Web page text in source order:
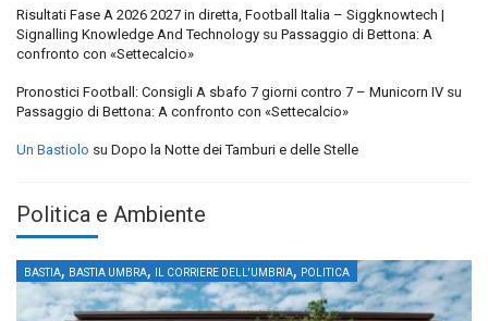
Risultati Fase A 2026 2027 in diretta, Football Italia – Siggknowtech |
Signalling Knowledge And Technology su Passaggio di Bettona: A
confronto con «Settecalcio»
Pronostici Football: Consigli A sbafo 7 giorni contro 7 – Municorn IV su
Passaggio di Bettona: A confronto con «Settecalcio»
Un Bastiolo su Dopo la Notte dei Tamburi e delle Stelle
Politica e Ambiente
BASTIA, BASTIA UMBRA, IL CORRIERE DELL'UMBRIA, POLITICA